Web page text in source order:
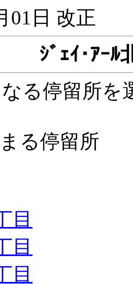
01日 改正
ｼﾞｪｲ･ｱｰﾙ
る停留所を
る停留所
目
目
目